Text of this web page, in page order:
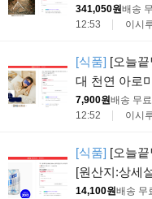
341,050원배송
12:53
이시
[식품] [오늘
대 천연 아로
7,900원배송 무료
12:52
이시
[식품] [오늘
[원산지:상세
14,100원배송 무